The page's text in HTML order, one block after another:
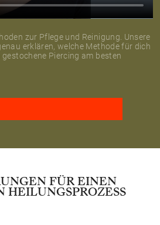
zur Pflege und Reinigung. Unsere
erklären, welche Methode für dich
Piercing am besten
FÜR EINEN
HEILUNGSPROZESS